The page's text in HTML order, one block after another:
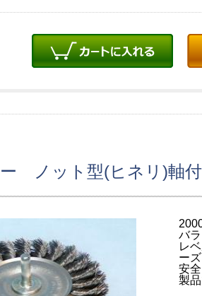
ノット型(ヒネリ)軸
バ
レ
ーズ
安
製